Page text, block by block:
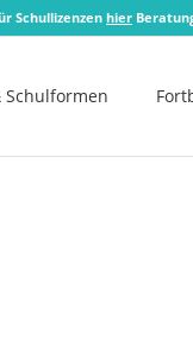
Schullizenzen hier
Schulformen